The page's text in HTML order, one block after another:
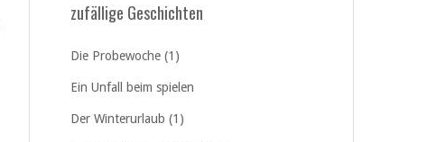
zufällige Geschichten
Die Probewoche (1)
Ein Unfall beim spielen
Der Winterurlaub (1)